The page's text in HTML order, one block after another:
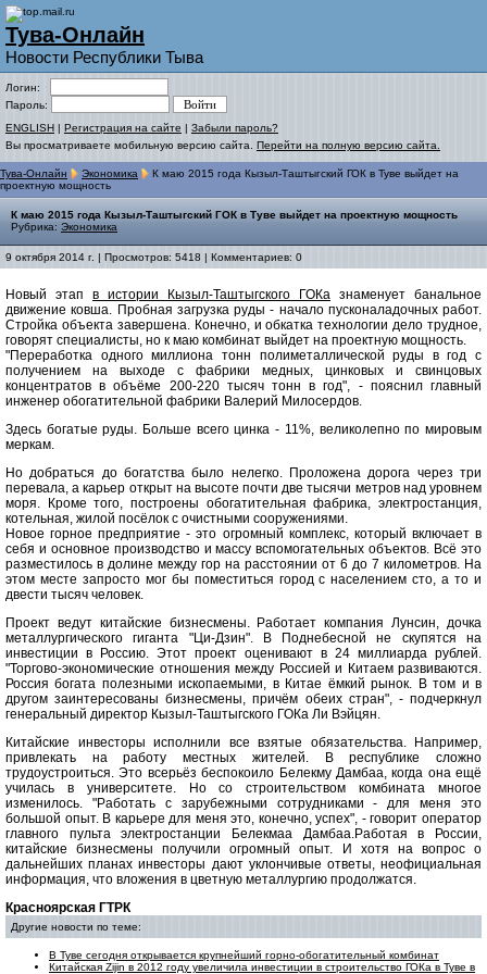
Тува-Онлайн
Новости Республики Тыва
Логин:
Пароль:
ENGLISH | Регистрация на сайте | Забыли пароль?
Вы просматриваете мобильную версию сайта. Перейти на полную версию сайта.
Тува-Онлайн Экономика
К маю 2015 года Кызыл-Таштыгский ГОК в Туве выйдет на
проектную мощность
К маю 2015 года Кызыл-Таштыгский ГОК в Туве выйдет на проектную мощность
Рубрика: Экономика
9 октября 2014 г. | Просмотров: 5418 | Комментариев: 0
Новый этап в истории Кызыл-Таштыгского ГОКа знаменует банальное
движение ковша. Пробная загрузка руды - начало пусконаладочных работ.
Стройка объекта завершена. Конечно, и обкатка технологии дело трудное,
говорят специалисты, но к маю комбинат выйдет на проектную мощность.
"Переработка одного миллиона тонн полиметаллической руды в год с
получением на выходе с фабрики медных, цинковых и свинцовых
концентратов в объёме 200-220 тысяч тонн в год", - пояснил главный
инженер обогатительной фабрики Валерий Милосердов.
Здесь богатые руды. Больше всего цинка - 11%, великолепно по мировым
меркам.
Но добраться до богатства было нелегко. Проложена дорога через три
перевала, а карьер открыт на высоте почти две тысячи метров над уровнем
моря. Кроме того, построены обогатительная фабрика, электростанция,
котельная, жилой посёлок с очистными сооружениями.
Новое горное предприятие - это огромный комплекс, который включает в
себя и основное производство и массу вспомогательных объектов. Всё это
разместилось в долине между гор на расстоянии от 6 до 7 километров. На
этом месте запросто мог бы поместиться город с населением сто, а то и
двести тысяч человек.
Проект ведут китайские бизнесмены. Работает компания Лунсин, дочка
металлургического гиганта "Ци-Дзин". В Поднебесной не скупятся на
инвестиции в Россию. Этот проект оценивают в 24 миллиарда рублей.
"Торгово-экономические отношения между Россией и Китаем развиваются.
Россия богата полезными ископаемыми, в Китае ёмкий рынок. В том и в
другом заинтересованы бизнесмены, причём обеих стран", - подчеркнул
генеральный директор Кызыл-Таштыгского ГОКа Ли Вэйцян.
Китайские инвесторы исполнили все взятые обязательства. Например,
привлекать на работу местных жителей. В республике сложно
трудоустроиться. Это всерьёз беспокоило Белекму Дамбаа, когда она ещё
училась в университете. Но со строительством комбината многое
изменилось. "Работать с зарубежными сотрудниками - для меня это
большой опыт. В карьере для меня это, конечно, успех", - говорит оператор
главного пульта электростанции Белекмаа Дамбаа.Работая в России,
китайские бизнесмены получили огромный опыт. И хотя на вопрос о
дальнейших планах инвесторы дают уклончивые ответы, неофициальная
информация, что вложения в цветную металлургию продолжатся.
Красноярская ГТРК
Другие новости по теме:
В Туве сегодня открывается крупнейший горно-обогатительный комбинат
Китайская Zijin в 2012 году увеличила инвестиции в строительство ГОКа в Туве в